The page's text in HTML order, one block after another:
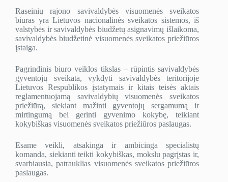
Raseinių rajono savivaldybės visuomenės sveikatos
biuras yra Lietuvos nacionalinės sveikatos sistemos, iš
valstybės ir savivaldybės biudžetų asignavimų išlaikoma,
savivaldybės biudžetinė visuomenės sveikatos priežiūros
įstaiga.
Pagrindinis biuro veiklos tikslas – rūpintis savivaldybės
gyventojų sveikata, vykdyti savivaldybės teritorijoje
Lietuvos Respublikos įstatymais ir kitais teisės aktais
reglamentuojamą savivaldybių visuomenės sveikatos
priežiūrą, siekiant mažinti gyventojų sergamumą ir
mirtingumą bei gerinti gyvenimo kokybę, teikiant
kokybiškas visuomenės sveikatos priežiūros paslaugas.
Esame veikli, atsakinga ir ambicinga specialistų
komanda, siekianti teikti kokybiškas, mokslu pagrįstas ir,
svarbiausia, patrauklias visuomenės sveikatos priežiūros
paslaugas.